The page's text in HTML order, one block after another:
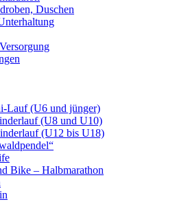
Duschen
Lauf (U6 und jünger)
(U8 und U10)
(U12 bis U18)
Bike – Halbmarathon